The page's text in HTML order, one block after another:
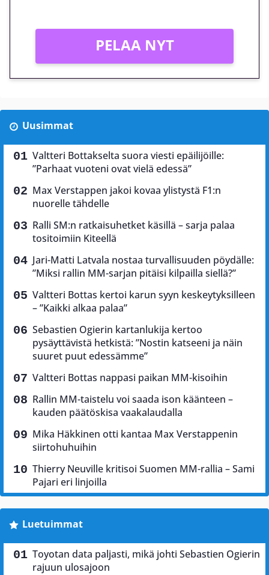
PELAA NYT
Uusimmat
Valtteri Bottakselta suora viesti epäilijöille:
”Parhaat vuoteni ovat vielä edessä”
Max Verstappen jakoi kovaa ylistystä F1:n
nuorelle tähdelle
Ralli SM:n ratkaisuhetket käsillä – sarja palaa
tositoimiin Kiteellä
Jari-Matti Latvala nostaa turvallisuuden pöydälle:
”Miksi rallin MM-sarjan pitäisi kilpailla siellä?”
Valtteri Bottas kertoi karun syyn keskeytyksilleen
– ”Kaikki alkaa palaa”
Sebastien Ogierin kartanlukija kertoo
pysäyttävistä hetkistä: ”Nostin katseeni ja näin
suuret puut edessämme”
Valtteri Bottas nappasi paikan MM-kisoihin
Rallin MM-taistelu voi saada ison käänteen –
kauden päätöskisa vaakalaudalla
Mika Häkkinen otti kantaa Max Verstappenin
siirtohuhuihin
Thierry Neuville kritisoi Suomen MM-rallia – Sami
Pajari eri linjoilla
Luetuimmat
Toyotan data paljasti, mikä johti Sebastien Ogierin
rajuun ulosajoon